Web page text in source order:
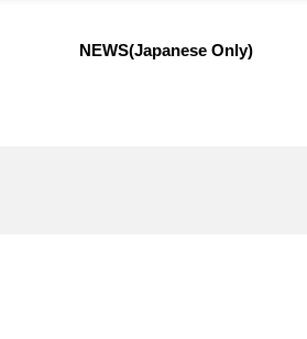
NEWS(Japanese Only)